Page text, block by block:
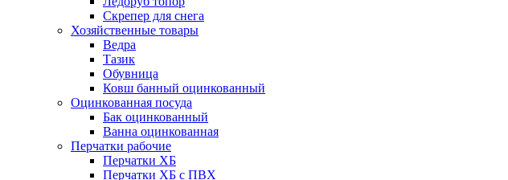
Скрепер для снега
Хозяйственные товары
Ведра
Тазик
Обувница
Ковш банный оцинкованный
Оцинкованная посуда
Бак оцинкованный
Ванна оцинкованная
Перчатки рабочие
Перчатки ХБ
Перчатки ХБ с ПВХ